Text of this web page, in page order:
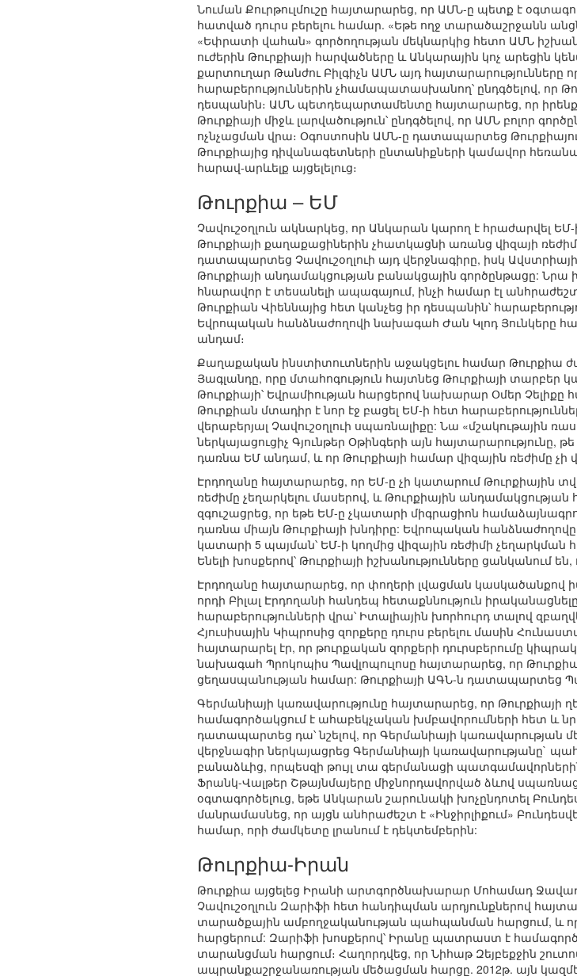
Նուման Քուրթուլմուշը հայտարարեց, որ ԱՄՆ-ը պետք է
հատված դուրս բերելու համար. «Եթե ողջ տարածաշրջանն
«Եփրատի վահան» գործողության մեկնարկից հետո ԱՄՆ
ուժերին Թուրքիայի հարվածները և Անկարային կոչ արեցին
քարտուղար Թանժու Բիլգիչն ԱՄՆ այդ հայտարարությունները
հարաբերություններին չհամապատասխանող՝ ընդգծելով, որ
դեսպանին։ ԱՄՆ պետդեպարտամենտը հայտարարեց, որ իրենք
Թուրքիայի միջև լարվածություն՝ ընդգծելով, որ ԱՄՆ բոլոր
ոչնչացման վրա։ Օգոստոսին ԱՄՆ-ը դատապարտեց
Թուրքիայից դիվանագետների ընտանիքների կամավոր
հարավ-արևելք այցելելուց։
Թուրքիա – ԵՄ
Չավուշօղլուն ակնարկեց, որ Անկարան կարող է հրաժարվել
Թուրքիայի քաղաքացիներին չհատկացնի առանց վիզայի
դատապարտեց Չավուշօղլուի այդ վերջնագիրը, իսկ
Թուրքիայի անդամակցության բանակցային գործընթացը: Նրա
հնարավոր է տեսանելի ապագայում, ինչի համար էլ անհրաժեշտ
Թուրքիան Վիեննայից հետ կանչեց իր դեսպանին՝
Եվրոպական հանձնաժողովի նախագահ Ժան Կլոդ Յունկերը
անդամ։
Քաղաքական ինստիտուտներին աջակցելու համար Թուրքիա
Յագլանդը, որը մտահոգություն հայտնեց Թուրքիայի տարբեր
Թուրքիայի՝ Եվրամիության հարցերով նախարար Օմեր
Թուրքիան մտադիր է նոր էջ բացել ԵՄ-ի հետ
վերաբերյալ Չավուշօղլուի սպառնալիքը: Նա «մշակութային
ներկայացուցիչ Գյունթեր Օթինգերի այն
դառնա ԵՄ անդամ, և որ Թուրքիայի համար վիզային ռեժիմը
Էրդողանը հայտարարեց, որ ԵՄ-ը չի կատարում Թուրքիային
ռեժիմը չեղարկելու մասերով, և Թուրքիային
զգուշացրեց, որ եթե ԵՄ-ը չկատարի միգրացիոն
դառնա միայն Թուրքիայի խնդիրը: Եվրոպական
կատարի 5 պայման՝ ԵՄ-ի կողմից վիզային ռեժիմի չեղարկման
Ենելի խոսքերով՝ Թուրքիայի իշխանությունները ցանկանում
Էրդողանը հայտարարեց, որ փողերի լվացման
որդի Բիլալ Էրդողանի հանդեպ հետաքննություն
հարաբերությունների վրա՝ Իտալիային խորհուրդ տալով
Հյուսիսային Կիպրոսից զորքերը դուրս բերելու մասին
հայտարարել էր, որ թուրքական զորքերի դուրսբերումը
նախագահ Պրոկոպիս Պավլոպուլոսը հայտարարեց, որ
ցեղասպանության համար: Թուրքիայի ԱԳՆ-ն դատապարտեց
Գերմանիայի կառավարությունը հայտարարեց, որ Թուրքիայի
համագործակցում է ահաբեկչական խմբավորումների հետ և
դատապարտեց դա՝ նշելով, որ Գերմանիայի կառավարության
վերջնագիր ներկայացրեց Գերմանիայի կառավարությանը`
բանաձևից, որպեսզի թույլ տա գերմանացի
Ֆրանկ-Վալթեր Շթայնմայերը միջնորդավորված ձևով
օգտագործելուց, եթե Անկարան շարունակի խոչընդոտել
մանրամասնեց, որ այցն անհրաժեշտ է «Ինջիրլիքում»
համար, որի ժամկետը լրանում է դեկտեմբերին:
Թուրքիա-Իրան
Թուրքիա այցելեց Իրանի արտգործնախարար Մոհամադ
Չավուշօղլուն Զարիֆի հետ հանդիպման արդյունքներով
տարածքային ամբողջականության պահպանման հարցում, և
հարցերում: Զարիֆի խոսքերով՝ Իրանը պատրաստ է
տարանցման հարցում։ Հաղորդվեց, որ Նիհաթ Զեյբեքջին
ապրանքաշրջանառության մեծացման հարցը. 2012թ. այն կազմել